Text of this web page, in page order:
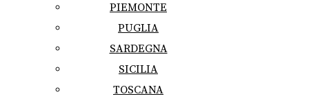
PIEMONTE
PUGLIA
SARDEGNA
SICILIA
TOSCANA